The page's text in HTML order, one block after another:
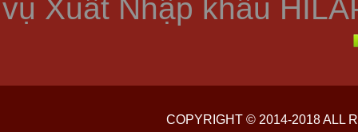
vụ Xuất Nhập khẩu
COPYRIGHT © 2014-2018 ALL